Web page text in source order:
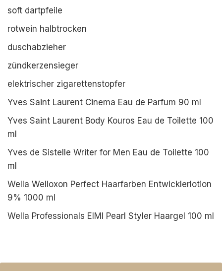
soft dartpfeile
rotwein halbtrocken
duschabzieher
zündkerzensieger
elektrischer zigarettenstopfer
Yves Saint Laurent Cinema Eau de Parfum 90 ml
Yves Saint Laurent Body Kouros Eau de Toilette 100
ml
Yves de Sistelle Writer for Men Eau de Toilette 100
ml
Wella Welloxon Perfect Haarfarben Entwicklerlotion
9% 1000 ml
Wella Professionals EIMI Pearl Styler Haargel 100 ml